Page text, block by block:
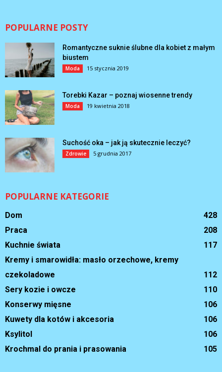
POPULARNE POSTY
Romantyczne suknie ślubne dla kobiet z małym
biustem
Moda 15 stycznia 2019
Torebki Kazar – poznaj wiosenne trendy
Moda 19 kwietnia 2018
Suchość oka – jak ją skutecznie leczyć?
Zdrowie 5 grudnia 2017
POPULARNE KATEGORIE
Dom
428
Praca
208
Kuchnie świata
117
Kremy i smarowidła: masło orzechowe, kremy
czekoladowe
112
Sery kozie i owcze
110
Konserwy mięsne
106
Kuwety dla kotów i akcesoria
106
Ksylitol
106
Krochmal do prania i prasowania
105